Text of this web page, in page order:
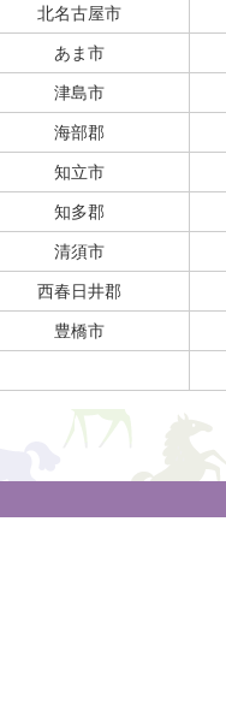
北名古屋市
あま市
津島市
海部郡
知立市
知多郡
清須市
西春日井郡
豊橋市